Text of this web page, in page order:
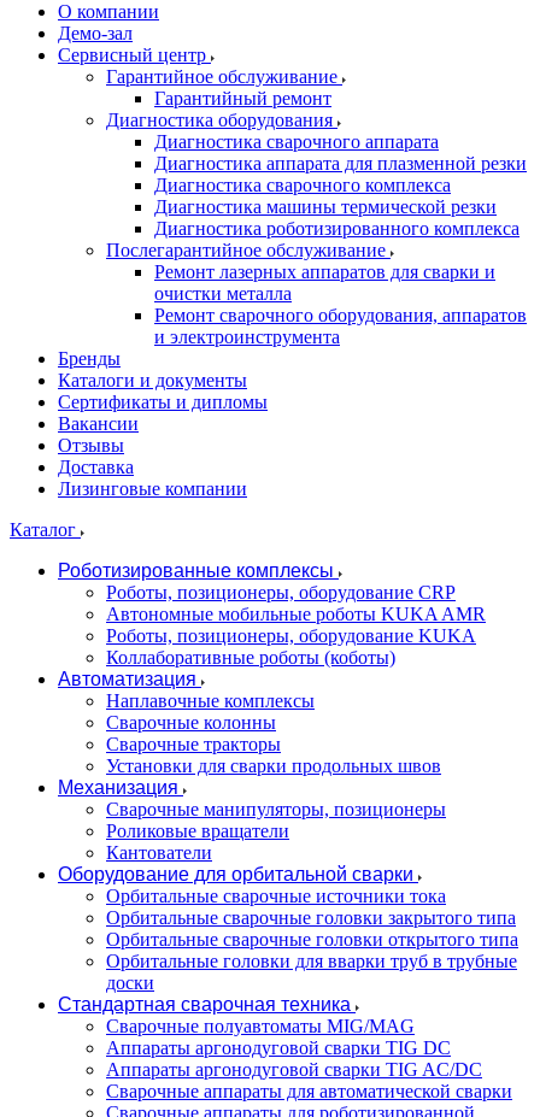
О компании
Демо-зал
Сервисный центр
Гарантийное обслуживание
Гарантийный ремонт
Диагностика оборудования
Диагностика сварочного аппарата
Диагностика аппарата для плазменной резки
Диагностика сварочного комплекса
Диагностика машины термической резки
Диагностика роботизированного комплекса
Послегарантийное обслуживание
Ремонт лазерных аппаратов для сварки и
очистки металла
Ремонт сварочного оборудования, аппаратов
и электроинструмента
Бренды
Каталоги и документы
Сертификаты и дипломы
Вакансии
Отзывы
Доставка
Лизинговые компании
Каталог
Роботизированные комплексы
Роботы, позиционеры, оборудование CRP
Автономные мобильные роботы KUKA AMR
Роботы, позиционеры, оборудование KUKA
Коллаборативные роботы (коботы)
Автоматизация
Наплавочные комплексы
Сварочные колонны
Сварочные тракторы
Установки для сварки продольных швов
Механизация
Сварочные манипуляторы, позиционеры
Роликовые вращатели
Кантователи
Оборудование для орбитальной сварки
Орбитальные сварочные источники тока
Орбитальные сварочные головки закрытого типа
Орбитальные сварочные головки открытого типа
Орбитальные головки для вварки труб в трубные
доски
Стандартная сварочная техника
Сварочные полуавтоматы MIG/MAG
Аппараты аргонодуговой сварки TIG DC
Аппараты аргонодуговой сварки TIG AC/DC
Сварочные аппараты для автоматической сварки
Сварочные аппараты для роботизированной